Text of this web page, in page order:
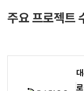
주요 프로젝트